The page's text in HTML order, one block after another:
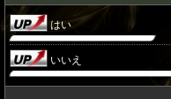
はい
いいえ